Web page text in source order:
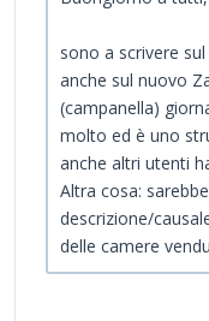
sono a scrivere
anche sul nuovo
(campanella)
molto ed è uno
anche altri utenti
Altra cosa:
descrizione/
delle camere